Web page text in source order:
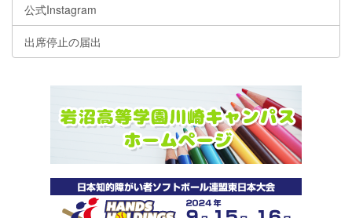
公式Instagram
出席停止の届出